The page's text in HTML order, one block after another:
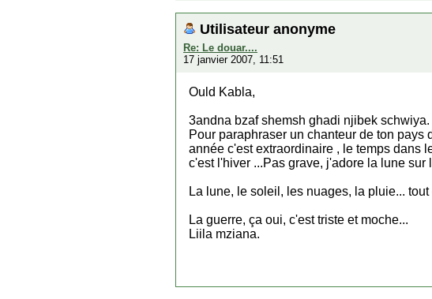
Utilisateur anonyme
Re: Le douar....
17 janvier 2007, 11:51
Ould Kabla,
3andna bzaf shemsh ghadi njibek schwiya.
Pour paraphraser un chanteur de ton
année c'est extraordinaire , le temps dans
c'est l'hiver ...Pas grave, j'adore la lune
La lune, le soleil, les nuages, la pluie...
La guerre, ça oui, c'est triste et moche...
Liila mziana.